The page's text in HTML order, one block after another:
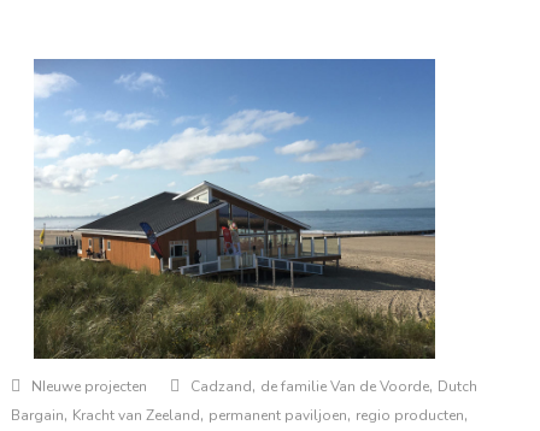
NIeuwe projecten Cadzand, de familie Van de Voorde, Dutch
Bargain, Kracht van Zeeland, permanent paviljoen, regio producten,